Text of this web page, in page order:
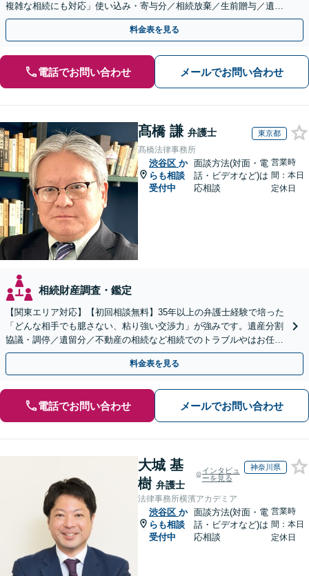
複雑な相続にも対応」使い込み・寄与分／相続放棄／生前贈与／遺言
書作成ほか【休日・夜間相談可】【完全個室対応】
料金表を見る
電話でお問い合わせ メールでお問い合わせ
髙橋 謙 弁護士 東京都
髙橋法律事務所
渋谷区 か
らも相談
受付中
面談方法(対面・電
話・ビデオなど)は
応相談
営業時
間：本日
定休日
相続財産調査・鑑定
【関東エリア対応】【初回相談無料】35年以上の弁護士経験で培った
「どんな相手でも臆さない、粘り強い交渉力」が強みです。遺産分割
協議・調停／遺留分／不動産の相続など相続でのトラブルやはお任せ
ください。遺言書や生前贈与など生前対策にも注力
料金表を見る
電話でお問い合わせ メールでお問い合わせ
大城 基
樹 弁護士
インタビュ
ーを見る
神奈川県
法律事務所横濱アカデミア
渋谷区 か
らも相談
受付中
面談方法(対面・電
話・ビデオなど)は
応相談
営業時
間：本日
定休日